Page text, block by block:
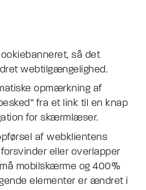
så det
webtilgængelighed.
opmærkning af
fra et link til en knap
for skærmlæser.
af webklientens
eller overlapper
mobilskærme og 400%
elementer er ændret i